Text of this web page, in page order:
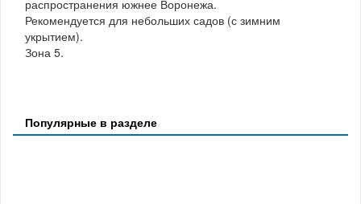
распространения южнее Воронежа.
Рекомендуется для небольших садов (с зимним
укрытием).
Зона 5.
Популярные в разделе